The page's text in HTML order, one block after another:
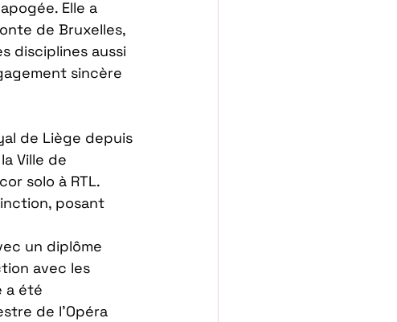
Elle a
de Bruxelles,
disciplines aussi
sincère
de Liège depuis
Ville de
solo à RTL.
posant
un diplôme
avec les
a été
de l’Opéra